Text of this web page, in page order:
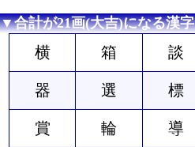
▼合計が21画(大吉)になる漢字
横 箱 談
器 選 標
賞 輪 導